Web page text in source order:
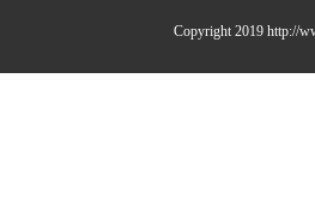
Copyright 2019 http://